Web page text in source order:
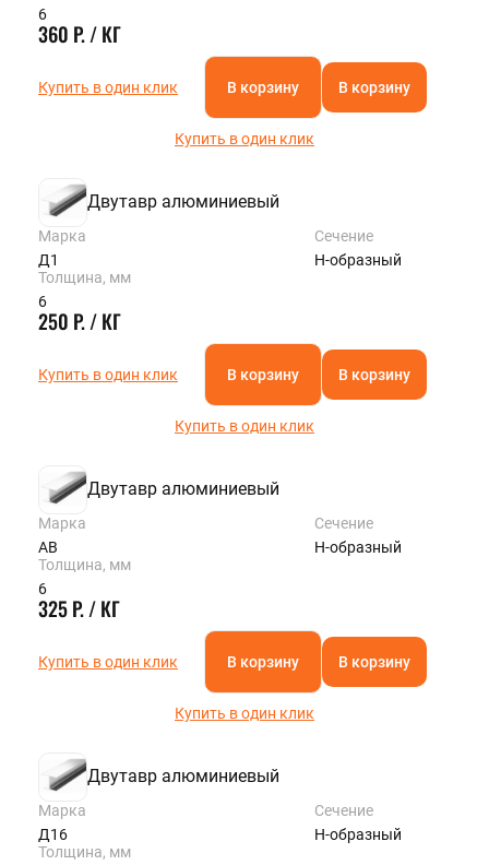
6
360 Р. / КГ
Купить в один клик В корзину В корзину
Купить в один клик
Двутавр алюминиевый
Марка
Д1
Сечение
Н-образный
Толщина, мм
6
250 Р. / КГ
Купить в один клик В корзину В корзину
Купить в один клик
Двутавр алюминиевый
Марка
АВ
Сечение
Н-образный
Толщина, мм
6
325 Р. / КГ
Купить в один клик В корзину В корзину
Купить в один клик
Двутавр алюминиевый
Марка
Д16
Сечение
Н-образный
Толщина, мм